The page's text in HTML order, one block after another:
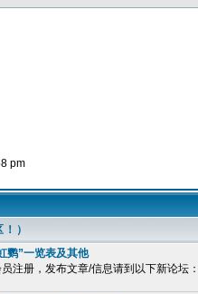
pm
）
鹦”一览表及其他
注册，发布文章/信息请到以下新论坛